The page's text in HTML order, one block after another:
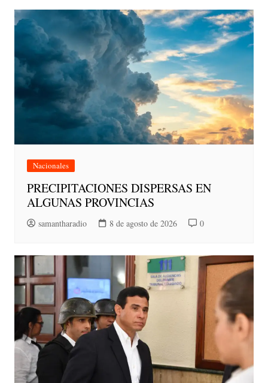
Nacionales
PRECIPITACIONES DISPERSAS EN
ALGUNAS PROVINCIAS
samantharadio 8 de agosto de 2026 0